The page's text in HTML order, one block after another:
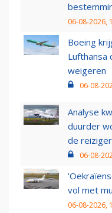
06-08-2026,
Boeing
Lufthansa
weigeren
06-08-
Analyse
duurder
de reiziger
06-08-
vol met
06-08-2026,